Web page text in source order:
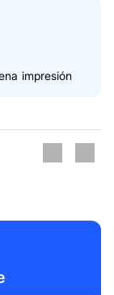
impresión